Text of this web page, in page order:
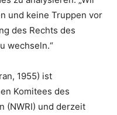
und keine Truppen vor
des Rechts des
wechseln.“
1955) ist
Komitees des
(NWRI) und derzeit